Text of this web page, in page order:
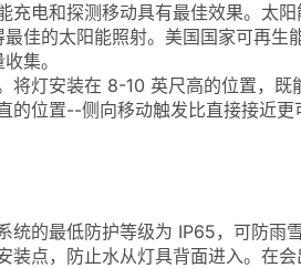
充电和探测移动具有最佳效果。太
佳的太阳能照射。美国国家可再生
集。
将灯安装在 8-10 英尺高的位置，
的位置--侧向移动触发比直接接近
统的最低防护等级为 IP65，可防雨
装点，防止水从灯具背面进入。在